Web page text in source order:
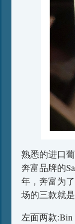
熟悉的进口
奔富品牌的
年，奔富为
场的三款就
左面两款:Bin